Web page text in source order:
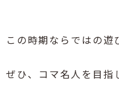
この時期ならではの遊
ぜひ、コマ名人を目指